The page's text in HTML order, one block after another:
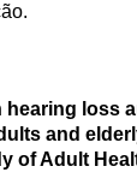
hearing loss
and
of Adult